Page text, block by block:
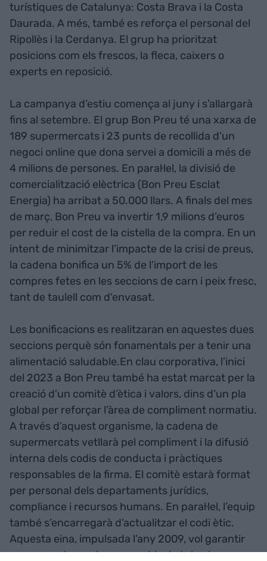
turístiques de Catalunya: Costa Brava i la Costa
Daurada. A més, també es reforça el personal del
Ripollès i la Cerdanya. El grup ha prioritzat
posicions com els frescos, la fleca, caixers o
experts en reposició.
La campanya d’estiu comença al juny i s’allargarà
fins al setembre. El grup Bon Preu té una xarxa de
189 supermercats i 23 punts de recollida d’un
negoci online que dona servei a domicili a més de
4 milions de persones. En paral·lel, la divisió de
comercialització elèctrica (Bon Preu Esclat
Energia) ha arribat a 50.000 llars. A finals del mes
de març, Bon Preu va invertir 1,9 milions d’euros
per reduir el cost de la cistella de la compra. En un
intent de minimitzar l’impacte de la crisi de preus,
la cadena bonifica un 5% de l’import de les
compres fetes en les seccions de carn i peix fresc,
tant de taulell com d'envasat.
Les bonificacions es realitzaran en aquestes dues
seccions perquè són fonamentals per a tenir una
alimentació saludable.En clau corporativa, l’inici
del 2023 a Bon Preu també ha estat marcat per la
creació d’un comitè d’ètica i valors, dins d’un pla
global per reforçar l’àrea de compliment normatiu.
A través d’aquest organisme, la cadena de
supermercats vetllarà pel compliment i la difusió
interna dels codis de conducta i pràctiques
responsables de la firma. El comitè estarà format
per personal dels departaments jurídics,
compliance i recursos humans. En paral·lel, l’equip
també s’encarregarà d’actualitzar el codi ètic.
Aquesta eina, impulsada l’any 2009, vol garantir
un comportament responsable de tots els